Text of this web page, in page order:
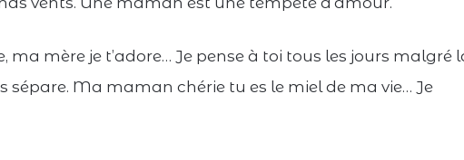
ma mère je t’adore… Je pense à toi tous les jours malgré
sépare. Ma maman chérie tu es le miel de ma vie… Je